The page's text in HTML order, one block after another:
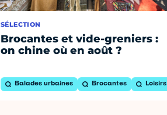
SÉLECTION
Brocantes et vide-greniers :
on chine où en août ?
Balades urbaines Brocantes Loisirs